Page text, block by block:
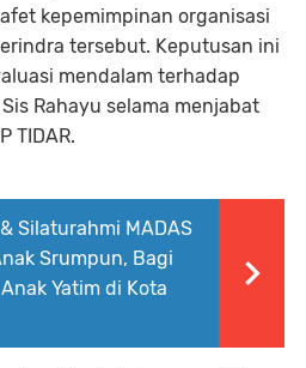
kepemimpinan organisasi
tersebut. Keputusan ini
mendalam terhadap
Rahayu selama menjabat
TIDAR.
Silaturahmi MADAS
Srumpun, Bagi
Yatim di Kota